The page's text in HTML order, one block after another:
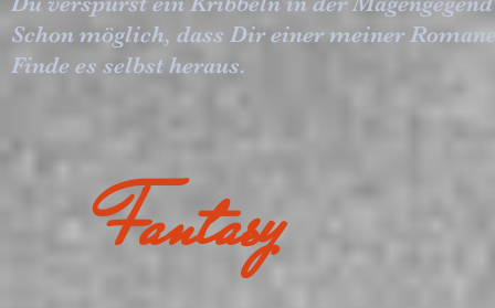
Schon möglich, dass Dir einer meiner
Finde es selbst heraus.
Fantasy